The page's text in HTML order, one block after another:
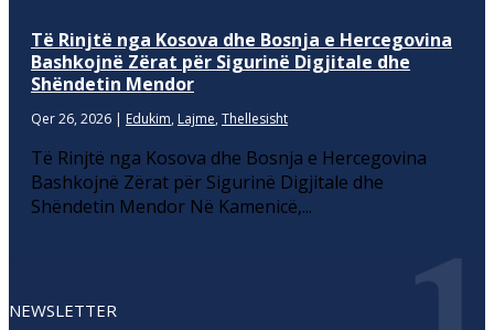
Të Rinjtë nga Kosova dhe Bosnja e Hercegovina
Bashkojnë Zërat për Sigurinë Digjitale dhe
Shëndetin Mendor
Qer 26, 2026 | Edukim, Lajme, Thellesisht
Të Rinjtë nga Kosova dhe Bosnja e Hercegovina
Bashkojnë Zërat për Sigurinë Digjitale dhe
Shëndetin Mendor Në Kamenicë,...
NEWSLETTER